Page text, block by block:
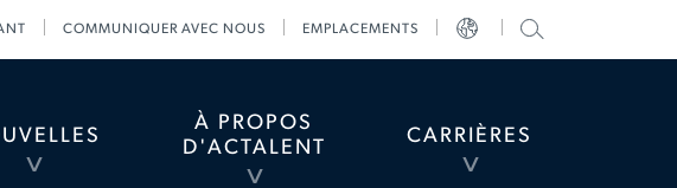
TOGGLE
À PROPOS
D'ACTALENT
TOGGLE
CARRIÈRES
TOGGLE
divider
COMMUNIQUER AVEC NOUS
divider
EMPLACEMENTS
divider
TOGGLE
divider